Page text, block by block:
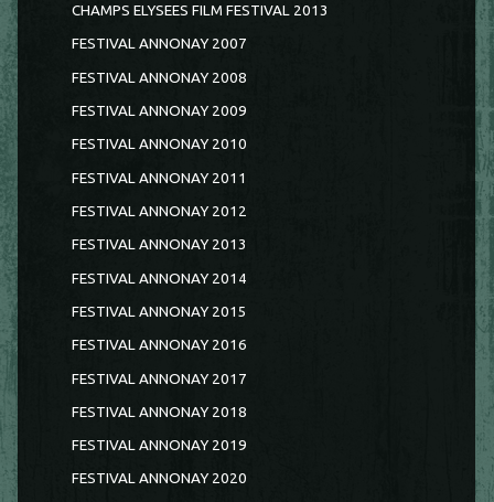
CHAMPS ELYSEES FILM FESTIVAL 2013
FESTIVAL ANNONAY 2007
FESTIVAL ANNONAY 2008
FESTIVAL ANNONAY 2009
FESTIVAL ANNONAY 2010
FESTIVAL ANNONAY 2011
FESTIVAL ANNONAY 2012
FESTIVAL ANNONAY 2013
FESTIVAL ANNONAY 2014
FESTIVAL ANNONAY 2015
FESTIVAL ANNONAY 2016
FESTIVAL ANNONAY 2017
FESTIVAL ANNONAY 2018
FESTIVAL ANNONAY 2019
FESTIVAL ANNONAY 2020